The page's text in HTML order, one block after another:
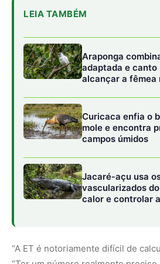
Amazônia
“A ET é notoriamente difícil de
“Ter um número realmente preciso
decisões para gerir o ambiente,
e gerir melhor para usos urbanos
entendimento comum”.
Embora muitas pessoas estejam
significa um centímetro de chuva,
pensar no retorno de um centímetro
evapotranspiração à atmosfera,
cientista do projeto OpenET no
trabalhando para tornar o processo
quantidade de chuva na previsão